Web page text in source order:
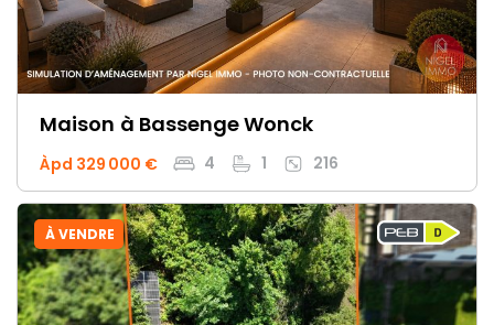
Maison à Bassenge Wonck
Àpd 329 000 € 4 1 216
À VENDRE